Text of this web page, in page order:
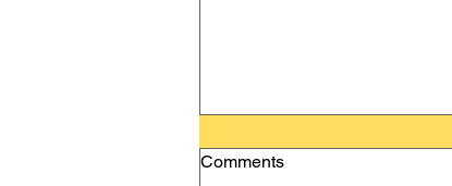
Comments